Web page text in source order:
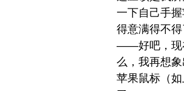
一下自己手
得意满得不
——好吧，现
么，我再想
苹果鼠标（